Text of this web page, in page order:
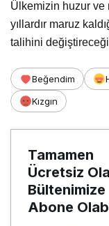
Ülkemizin huzur ve
yıllardır maruz
talihini
Beğendim
Kızgın
Tamamen
Ücretsiz
Bültenimize
Abone